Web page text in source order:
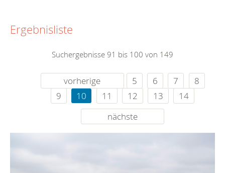
Ergebnisliste
Suchergebnisse 91 bis 100 von 149
vorherige 5 6 7
8
9
10 11 12 13
14
nächste